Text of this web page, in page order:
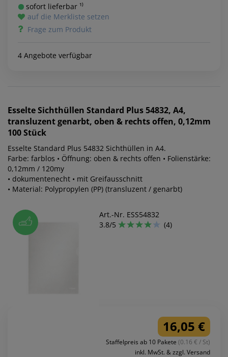
sofort lieferbar ¹⁾
auf die Merkliste setzen
Frage zum Produkt
4 Angebote verfügbar
EsselteSichthüllen Standard Plus 54832, A4,
transluzent genarbt, oben & rechts offen, 0,12mm
100 Stück
Esselte Standard Plus 54832 Sichthüllen in A4.
Farbe: farblos • Öffnung: oben & rechts offen • Folienstärke:
0,12mm / 120my
• dokumentenecht • mit Greifausschnitt
• Material: Polypropylen (PP) (transluzent / genarbt)
Art.-Nr. ESS54832
3.8/5
(4)
16,05 €
Staffelpreis ab 10 Pakete (0.16 € / St)
inkl. MwSt. & zzgl. Versand